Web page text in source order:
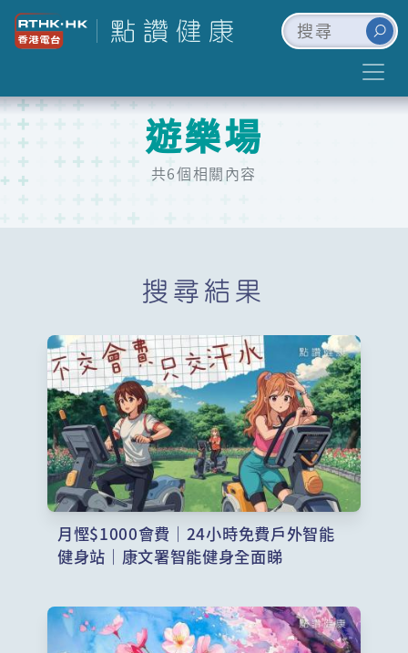
遊樂場
共6個相關內容
搜尋結果
月慳$1000會費｜24小時免費戶外智能
健身站｜康文署智能健身全面睇